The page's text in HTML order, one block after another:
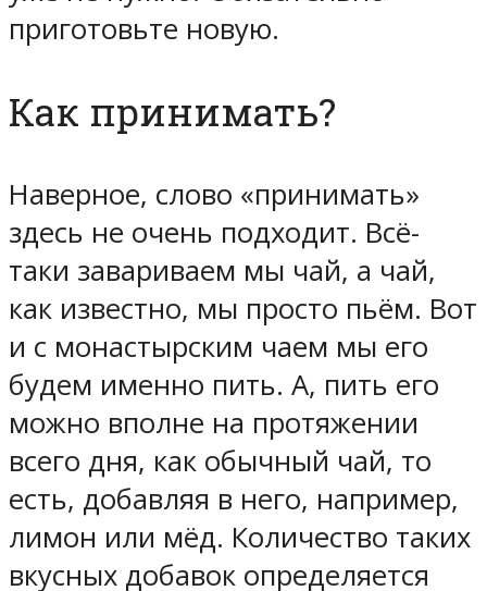
приготовьте новую.
Как принимать?
Наверное, слово «принимать»
здесь не очень подходит. Всё-
таки завариваем мы чай, а чай,
как известно, мы просто пьём. Вот
и с монастырским чаем мы его
будем именно пить. А, пить его
можно вполне на протяжении
всего дня, как обычный чай, то
есть, добавляя в него, например,
лимон или мёд. Количество таких
вкусных добавок определяется